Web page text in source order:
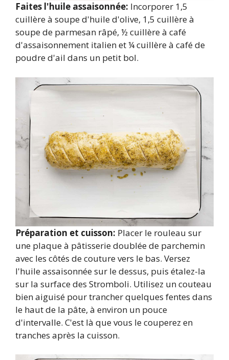
Faites l'huile assaisonnée: Incorporer 1,5
cuillère à soupe d'huile d'olive, 1,5 cuillère à
soupe de parmesan râpé, ½ cuillère à café
d'assaisonnement italien et ¼ cuillère à café de
poudre d'ail dans un petit bol.
Préparation et cuisson: Placer le rouleau sur
une plaque à pâtisserie doublée de parchemin
avec les côtés de couture vers le bas. Versez
l'huile assaisonnée sur le dessus, puis étalez-la
sur la surface des Stromboli. Utilisez un couteau
bien aiguisé pour trancher quelques fentes dans
le haut de la pâte, à environ un pouce
d'intervalle. C'est là que vous le couperez en
tranches après la cuisson.